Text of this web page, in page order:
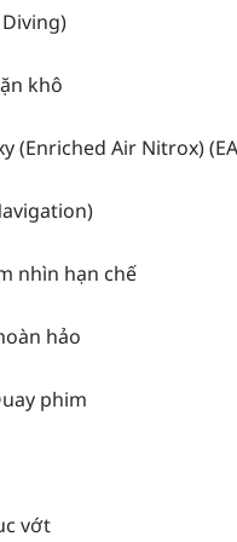
khô
(Enriched Air Nitrox)
nhìn hạn chế
hảo
phim
vớt